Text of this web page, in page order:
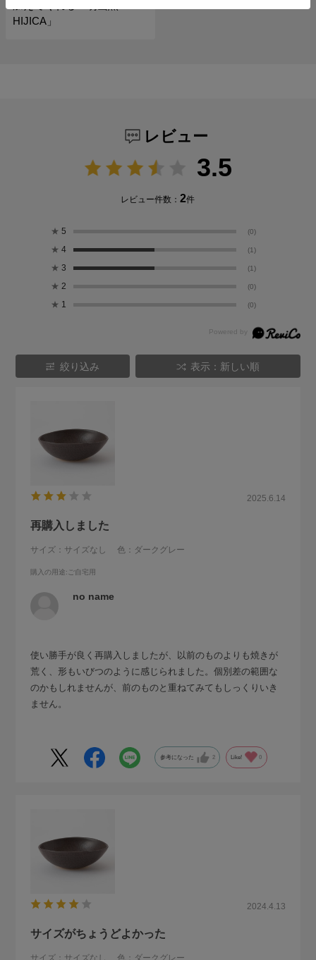
HIJICA」
レビュー
3.5
レビュー件数：2件
★ 5 (0)
★ 4 (1)
★ 3 (1)
★ 2 (0)
★ 1 (0)
絞り込み 表示：新しい順
2025.6.14
再購入しました
サイズ：サイズなし 色：ダークグレー
購入の用途:ご自宅用
no name
使い勝手が良く再購入しましたが、以前のものよりも焼きが
荒く、形もいびつのように感じられました。個別差の範囲な
のかもしれませんが、前のものと重ねてみてもしっくりいき
ません。
参考になった 2 Like! 0
2024.4.13
サイズがちょうどよかった